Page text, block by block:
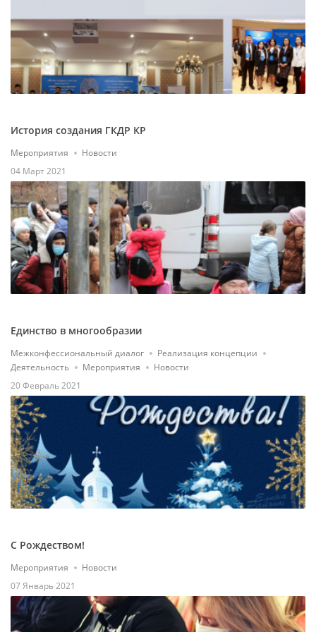
История создания ГКДР КР
Мероприятия
Новости
04 Март 2021
Единство в многообразии
Межконфессиональный диалог
Реализация концепции
Деятельность
Мероприятия
Новости
20 Февраль 2021
С Рождеством!
Мероприятия
Новости
07 Январь 2021